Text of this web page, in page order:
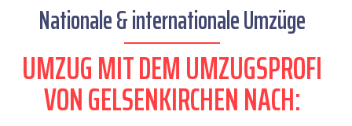
Nationale & internationale Umzüge
UMZUG MIT DEM UMZUGSPROFI
VON GELSENKIRCHEN NACH: